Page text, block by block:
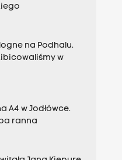
na Podhalu.
w
A4 w Jodłówce.
ranna